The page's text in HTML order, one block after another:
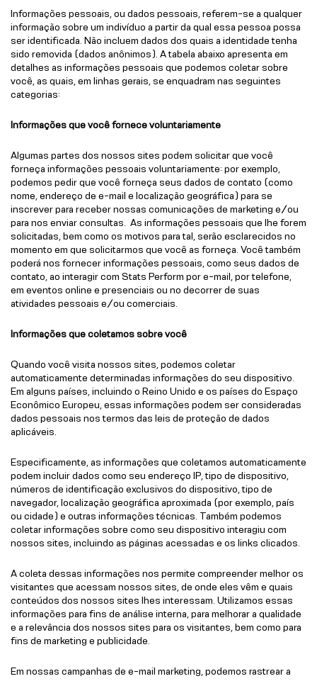
Informações pessoais, ou dados pessoais, referem-se a qualquer
informação sobre um indivíduo a partir da qual essa pessoa possa
ser identificada. Não incluem dados dos quais a identidade tenha
sido removida (dados anônimos). A tabela abaixo apresenta em
detalhes as informações pessoais que podemos coletar sobre
você, as quais, em linhas gerais, se enquadram nas seguintes
categorias:
Informações que você fornece voluntariamente
Algumas partes dos nossos sites podem solicitar que você
forneça informações pessoais voluntariamente: por exemplo,
podemos pedir que você forneça seus dados de contato (como
nome, endereço de e-mail e localização geográfica) para se
inscrever para receber nossas comunicações de marketing e/ou
para nos enviar consultas. As informações pessoais que lhe forem
solicitadas, bem como os motivos para tal, serão esclarecidos no
momento em que solicitarmos que você as forneça. Você também
poderá nos fornecer informações pessoais, como seus dados de
contato, ao interagir com Stats Perform por e-mail, por telefone,
em eventos online e presenciais ou no decorrer de suas
atividades pessoais e/ou comerciais.
Informações que coletamos sobre você
Quando você visita nossos sites, podemos coletar
automaticamente determinadas informações do seu dispositivo.
Em alguns países, incluindo o Reino Unido e os países do Espaço
Econômico Europeu, essas informações podem ser consideradas
dados pessoais nos termos das leis de proteção de dados
aplicáveis.
Especificamente, as informações que coletamos automaticamente
podem incluir dados como seu endereço IP, tipo de dispositivo,
números de identificação exclusivos do dispositivo, tipo de
navegador, localização geográfica aproximada (por exemplo, país
ou cidade) e outras informações técnicas. Também podemos
coletar informações sobre como seu dispositivo interagiu com
nossos sites, incluindo as páginas acessadas e os links clicados.
A coleta dessas informações nos permite compreender melhor os
visitantes que acessam nossos sites, de onde eles vêm e quais
conteúdos dos nossos sites lhes interessam. Utilizamos essas
informações para fins de análise interna, para melhorar a qualidade
e a relevância dos nossos sites para os visitantes, bem como para
fins de marketing e publicidade.
Em nossas campanhas de e-mail marketing, podemos rastrear a